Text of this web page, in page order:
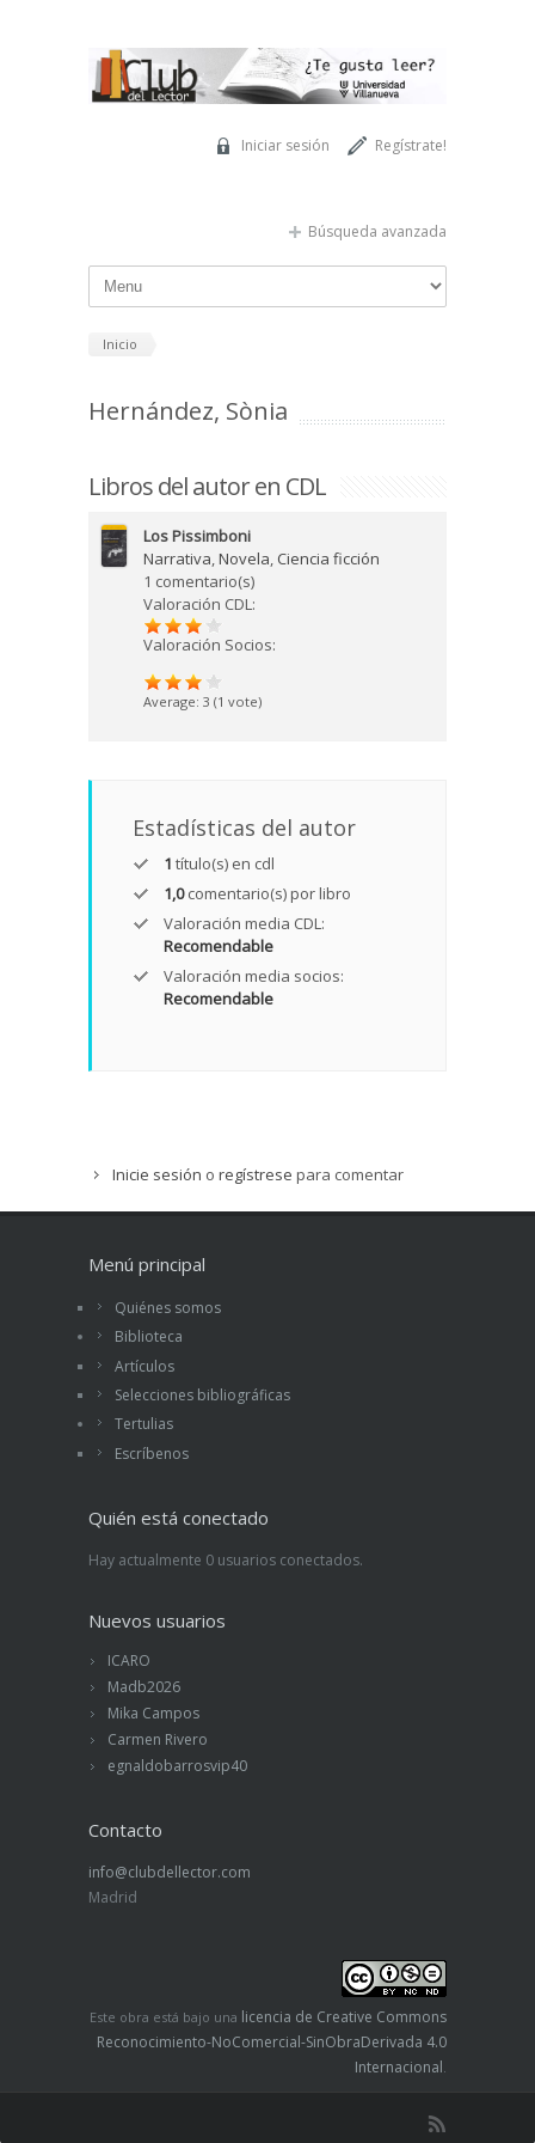
Regístrate!
Iniciar sesión
Búsqueda avanzada
Inicio
Hernández, Sònia
Libros del autor en CDL
Los Pissimboni
Narrativa,Novela, Ciencia ficción
1 comentario(s)
Valoración CDL:
Valoración Socios:
Average: 3 (1 vote)
Estadísticas del autor
1 título(s) en cdl
1,0comentario(s) por libro
Valoración media CDL:
Recomendable
Valoración media socios:
Recomendable
Inicie sesión o regístrese para comentar
Menú principal
Quiénes somos
Biblioteca
Artículos
Selecciones bibliográficas
Tertulias
Escríbenos
Quién está conectado
Hay actualmente 0 usuarios conectados.
Nuevos usuarios
ICARO
Madb2026
Mika Campos
Carmen Rivero
egnaldobarrosvip40
Contacto
info@clubdellector.com
Madrid
Este obra está bajo una licencia de Creative Commons
Reconocimiento-NoComercial-SinObraDerivada 4.0
Internacional